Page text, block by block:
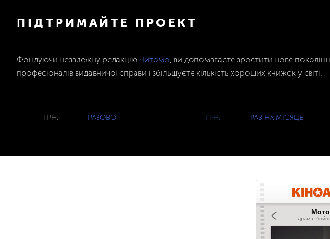
ПІДТРИМАЙТЕ ПРОЕКТ
Фондуючи незалежну редакцію Читомо, ви допомагаєте зростити нове
професіоналів видавничої справи і збільшуєте кількість хороших книжок у світі.
РАЗОВО РАЗ НА МІСЯЦЬ